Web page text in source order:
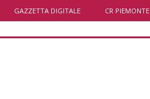
GAZZETTA DIGITALE CR PIEMONTE